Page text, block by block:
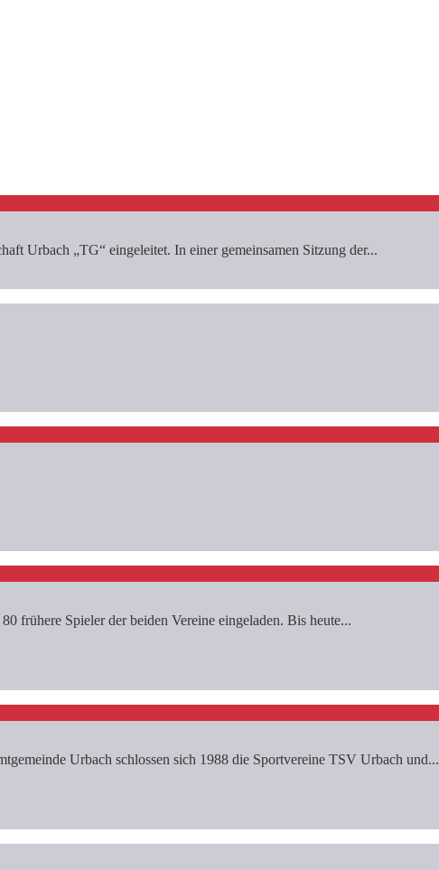
Urbach „TG“ eingeleitet. In einer gemeinsamen Sitzung der...
frühere Spieler der beiden Vereine eingeladen. Bis heute...
Urbach schlossen sich 1988 die Sportvereine TSV Urbach und...